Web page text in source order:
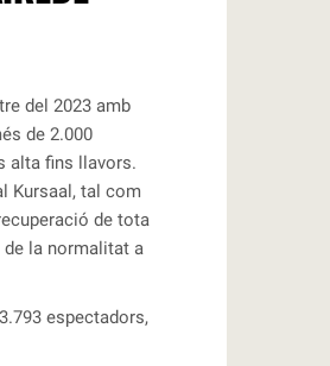
del 2023 amb
de 2.000
alta fins llavors.
Kursaal, tal com
de tota
la normalitat a
espectadors,